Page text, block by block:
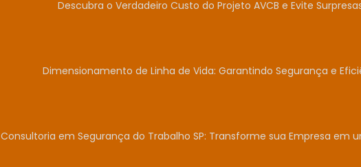
Descubra o Verdadeiro Custo do Projeto AVCB e Evite
Dimensionamento de Linha de Vida: Garantindo Segurança e
Consultoria em Segurança do Trabalho SP: Transforme sua Empresa em